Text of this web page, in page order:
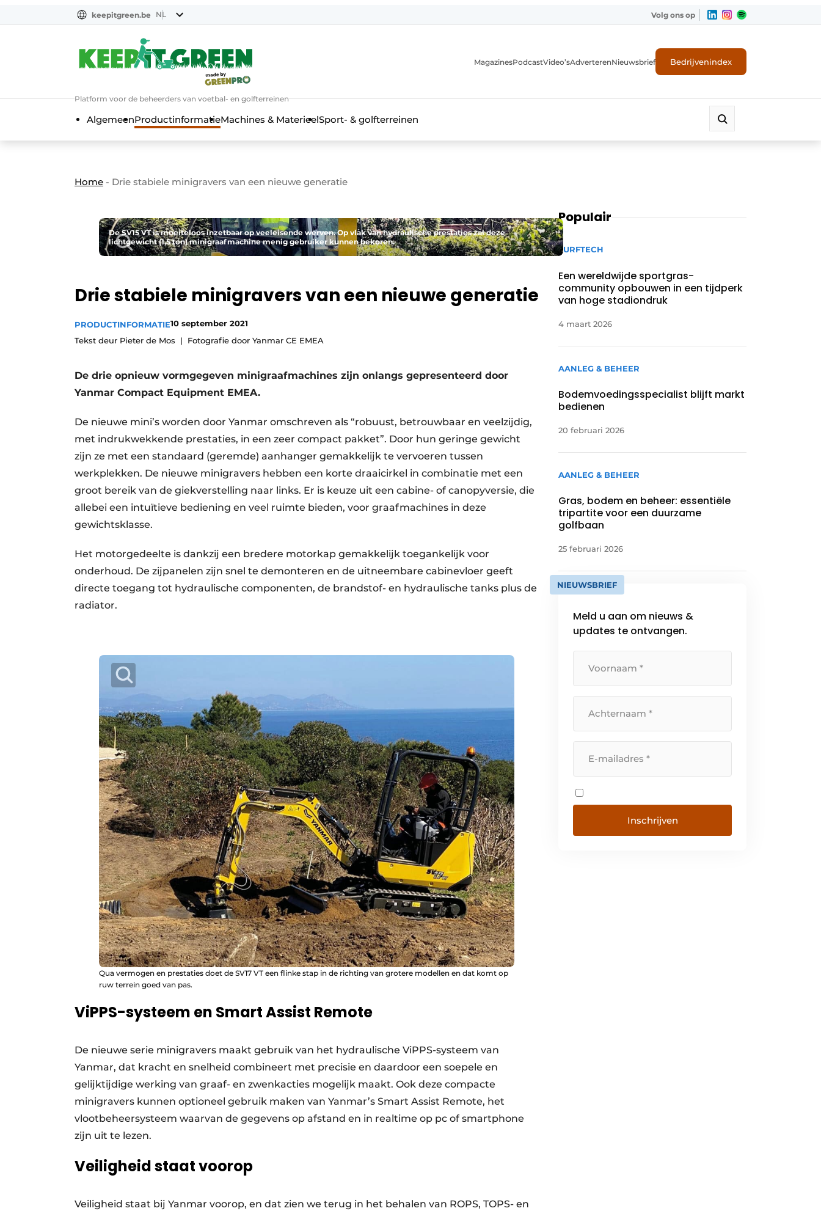
keepitgreen.be NL Volg ons op
Platform voor de beheerders van voetbal- en golfterreinen
MagazinesPodcastVideo’sAdverterenNieuwsbrief Bedrijvenindex
AlgemeenProductinformatieMachines & MaterieelSport- & golfterreinen
Home - Drie stabiele minigravers van een nieuwe generatie
De SV15 VT is moeiteloos inzetbaar op veeleisende werven. Op vlak van hydraulische prestaties zal deze
lichtgewicht (1,5 ton) minigraafmachine menig gebruiker kunnen bekoren.
Drie stabiele minigravers van een nieuwe generatie
PRODUCTINFORMATIE10 september 2021
Tekst deur Pieter de Mos
Fotografie door Yanmar CE EMEA
De drie opnieuw vormgegeven minigraafmachines zijn onlangs gepresenteerd door
Yanmar Compact Equipment EMEA.
De nieuwe mini’s worden door Yanmar omschreven als “robuust, betrouwbaar en veelzijdig,
met indrukwekkende prestaties, in een zeer compact pakket”. Door hun geringe gewicht
zijn ze met een standaard (geremde) aanhanger gemakkelijk te vervoeren tussen
werkplekken. De nieuwe minigravers hebben een korte draaicirkel in combinatie met een
groot bereik van de giekverstelling naar links. Er is keuze uit een cabine- of canopyversie, die
allebei een intuïtieve bediening en veel ruimte bieden, voor graafmachines in deze
gewichtsklasse.
Het motorgedeelte is dankzij een bredere motorkap gemakkelijk toegankelijk voor
onderhoud. De zijpanelen zijn snel te demonteren en de uitneembare cabinevloer geeft
directe toegang tot hydraulische componenten, de brandstof- en hydraulische tanks plus de
radiator.
Qua vermogen en prestaties doet de SV17 VT een flinke stap in de richting van grotere modellen en dat komt op
ruw terrein goed van pas.
ViPPS-systeem en Smart Assist Remote
De nieuwe serie minigravers maakt gebruik van het hydraulische ViPPS-systeem van
Yanmar, dat kracht en snelheid combineert met precisie en daardoor een soepele en
gelijktijdige werking van graaf- en zwenkacties mogelijk maakt. Ook deze compacte
minigravers kunnen optioneel gebruik maken van Yanmar’s Smart Assist Remote, het
vlootbeheersysteem waarvan de gegevens op afstand en in realtime op pc of smartphone
zijn uit te lezen.
Veiligheid staat voorop
Veiligheid staat bij Yanmar voorop, en dat zien we terug in het behalen van ROPS, TOPS- en
Populair
TURFTECH
Een wereldwijde sportgras-
community opbouwen in een tijdperk
van hoge stadiondruk
4 maart 2026
AANLEG & BEHEER
Bodemvoedingsspecialist blijft markt
bedienen
20 februari 2026
AANLEG & BEHEER
Gras, bodem en beheer: essentiële
tripartite voor een duurzame
golfbaan
25 februari 2026
NIEUWSBRIEF
Meld u aan om nieuws &
updates te ontvangen.